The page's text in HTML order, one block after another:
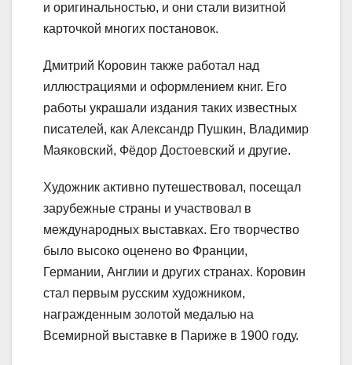
и оригинальностью, и они стали визитной
карточкой многих постановок.
Дмитрий Коровин также работал над
иллюстрациями и оформлением книг. Его
работы украшали издания таких известных
писателей, как Александр Пушкин, Владимир
Маяковский, Фёдор Достоевский и другие.
Художник активно путешествовал, посещал
зарубежные страны и участвовал в
международных выставках. Его творчество
было высоко оценено во Франции,
Германии, Англии и других странах. Коровин
стал первым русским художником,
награжденным золотой медалью на
Всемирной выставке в Париже в 1900 году.